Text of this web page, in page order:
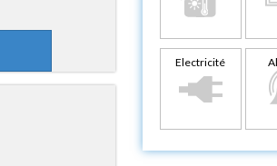
Electricité